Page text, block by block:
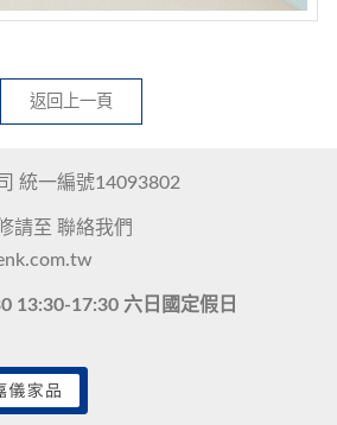
返回上一頁
統一編號14093802
請至 聯絡我們
13:30-17:30 六日國定假日